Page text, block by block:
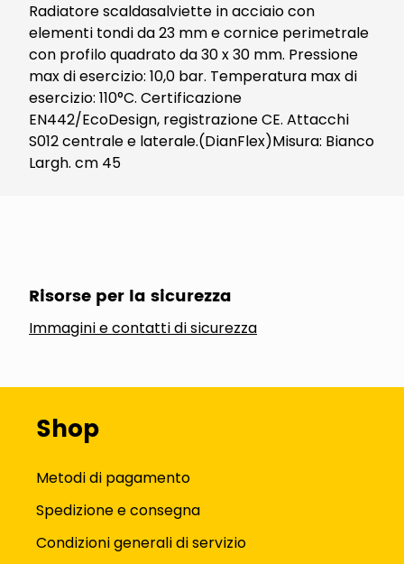
Radiatore scaldasalviette in acciaio con
elementi tondi da 23 mm e cornice perimetrale
con profilo quadrato da 30 x 30 mm. Pressione
max di esercizio: 10,0 bar. Temperatura max di
esercizio: 110°C. Certificazione
EN442/EcoDesign, registrazione CE. Attacchi
S012 centrale e laterale.(DianFlex)Misura: Bianco
Largh. cm 45
Risorse per la sicurezza
Immagini e contatti di sicurezza
Shop
Metodi di pagamento
Spedizione e consegna
Condizioni generali di servizio